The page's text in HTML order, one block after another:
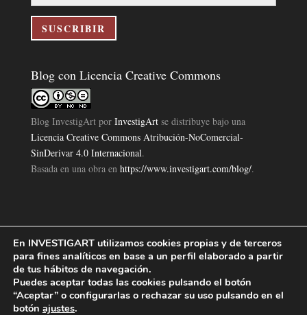
correo
electrónico
SUSCRIBIR
Blog con Licencia Creative Commons
Blog InvestigArtpor InvestigArtse distribuye bajo una
Licencia Creative Commons Atribución-NoComercial-
SinDerivar 4.0 Internacional.
Basada en una obra en https://www.investigart.com/blog/.
Política de Privacidad|Aviso Legal|Política de Cookies|
Investigart Copyright © 2019. |
En INVESTIGART utilizamos cookies propias y de terceros
para fines analíticos en base a un perfil elaborado a partir
de tus hábitos de navegación.
Puedes aceptar todas las cookies pulsando el botón
“Aceptar” o configurarlas o rechazar su uso pulsando en el
botón ajustes.